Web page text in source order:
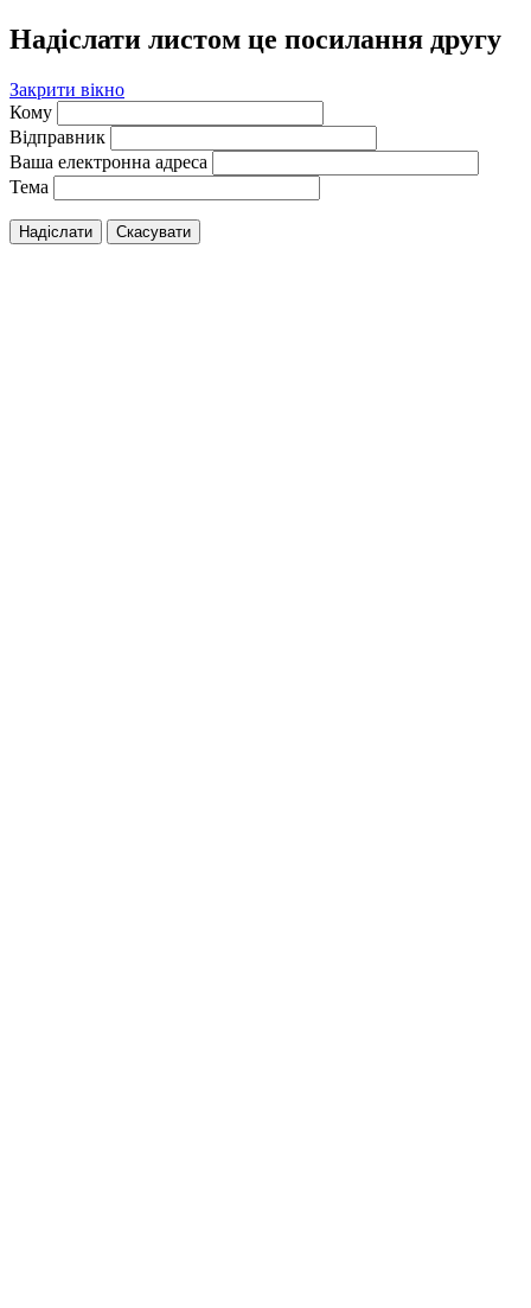
Надіслати листом це посилання другу
Закрити вікно
Кому
Відправник
Ваша електронна адреса
Тема
Надіслати Скасувати